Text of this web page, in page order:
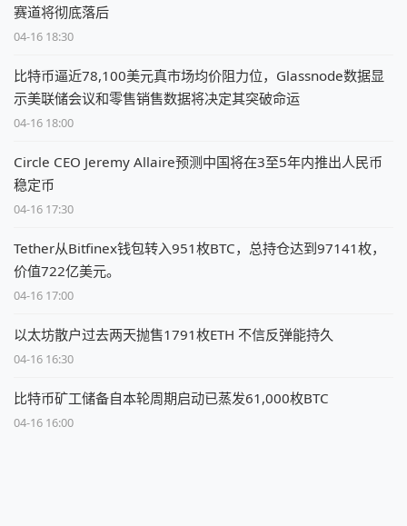
赛道将彻底落后
04-16 18:30
比特币逼近78,100美元真市场均价阻力位，Glassnode数据显
示美联储会议和零售销售数据将决定其突破命运
04-16 18:00
Circle CEO Jeremy Allaire预测中国将在3至5年内推出人民币
稳定币
04-16 17:30
Tether从Bitfinex钱包转入951枚BTC，总持仓达到97141枚，
价值722亿美元。
04-16 17:00
以太坊散户过去两天抛售1791枚ETH 不信反弹能持久
04-16 16:30
比特币矿工储备自本轮周期启动已蒸发61,000枚BTC
04-16 16:00